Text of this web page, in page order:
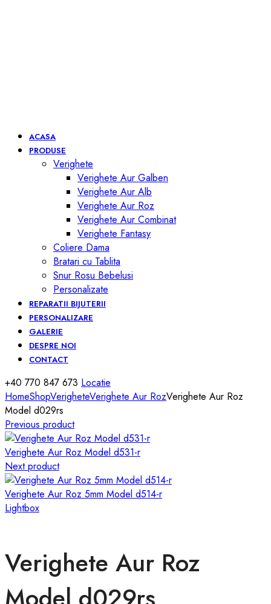
ACASA
PRODUSE
Verighete
Verighete Aur Galben
Verighete Aur Alb
Verighete Aur Roz
Verighete Aur Combinat
Verighete Fantasy
Coliere Dama
Bratari cu Tablita
Snur Rosu Bebelusi
Personalizate
REPARATII BIJUTERII
PERSONALIZARE
GALERIE
DESPRE NOI
CONTACT
+40 770 847 673 Locatie
HomeShopVerigheteVerighete Aur RozVerighete Aur Roz
Model d029rs
Previous product
Verighete Aur Roz Model d531-r
Next product
Verighete Aur Roz 5mm Model d514-r
Lightbox
Verighete Aur Roz